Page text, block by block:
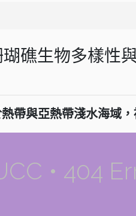
礁生物多樣性
帶與亞熱帶淺水海域，